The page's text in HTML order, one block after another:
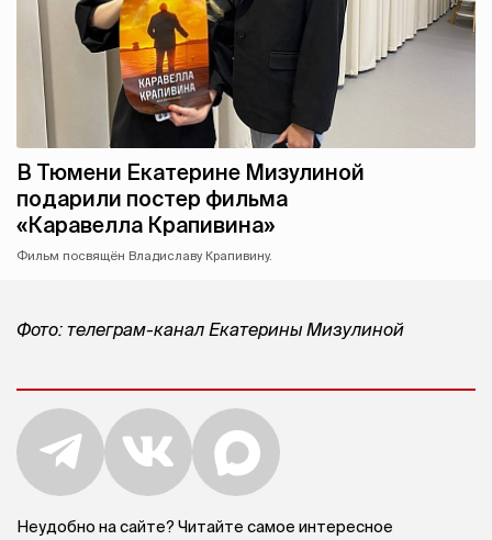
В Тюмени Екатерине Мизулиной
подарили постер фильма
«Каравелла Крапивина»
Фильм посвящён Владиславу Крапивину.
Фото: телеграм-канал Екатерины Мизулиной
Неудобно на сайте? Читайте самое интересное